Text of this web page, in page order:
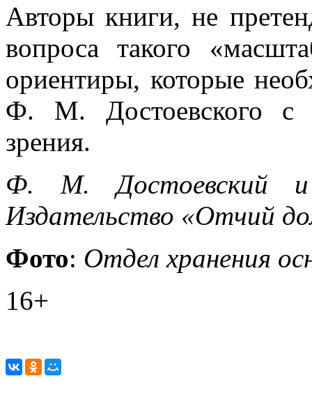
Авторы книги, не
вопроса такого
ориентиры, которые
Ф. М. Достоевского с
зрения.
Ф. М. Достоевский
Издательство «Отчий
Фото: Отдел хранения
16+